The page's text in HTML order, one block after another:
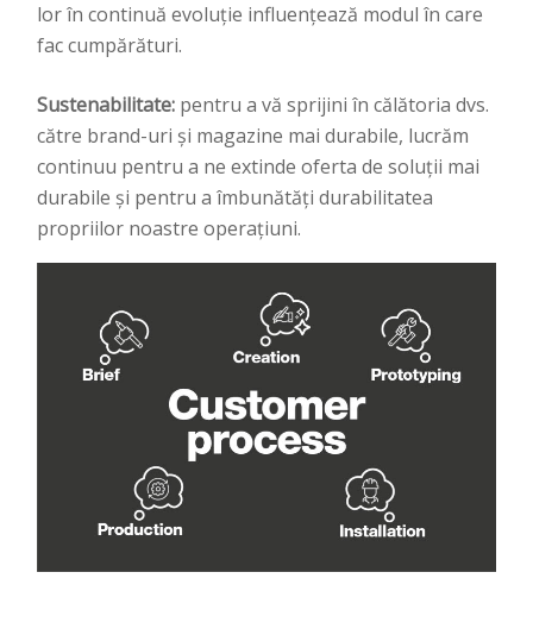
lor în continuă evoluție influențează modul în care
fac cumpărături.
Sustenabilitate: pentru a vă sprijini în călătoria dvs.
către brand-uri și magazine mai durabile, lucrăm
continuu pentru a ne extinde oferta de soluții mai
durabile și pentru a îmbunătăți durabilitatea
propriilor noastre operațiuni.